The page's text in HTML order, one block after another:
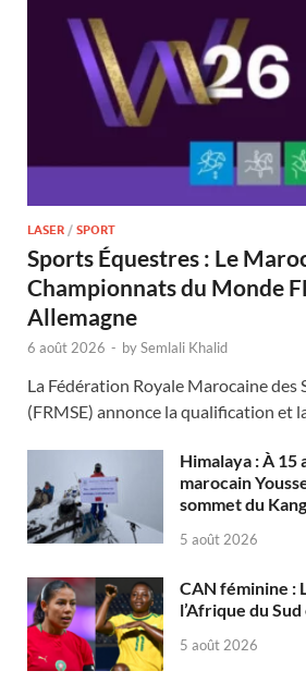
LASER / SPORT
Sports Équestres : Le
Championnats du Monde
Allemagne
6 août 2026 - bySemlali Khalid
La Fédération Royale Marocaine des
(FRMSE) annonce la qualification et
Himalaya : À 15
marocain
sommet du
5 août 2026
CAN féminine :
l’Afrique du
5 août 2026